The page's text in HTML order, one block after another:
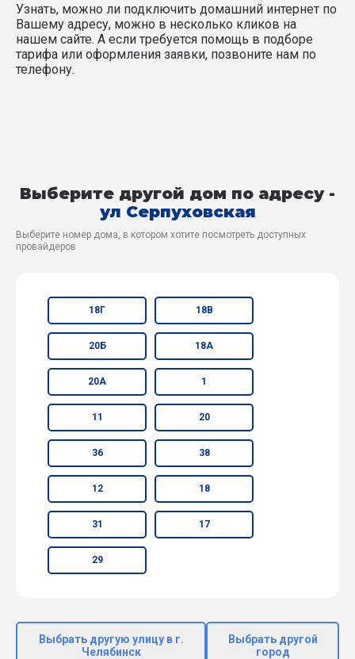
Узнать, можно ли подключить домашний интернет по
Вашему адресу, можно в несколько кликов на
нашем сайте. А если требуется помощь в подборе
тарифа или оформления заявки, позвоните нам по
телефону.
Выберите другой дом по адресу -
ул Серпуховская
Выберите номер дома, в котором хотите посмотреть доступных
провайдеров
18Г 18В
20Б 18А
20А 1
11 20
36 38
12 18
31 17
29
Выбрать другую улицу в г.
Челябинск
Выбрать другой
город